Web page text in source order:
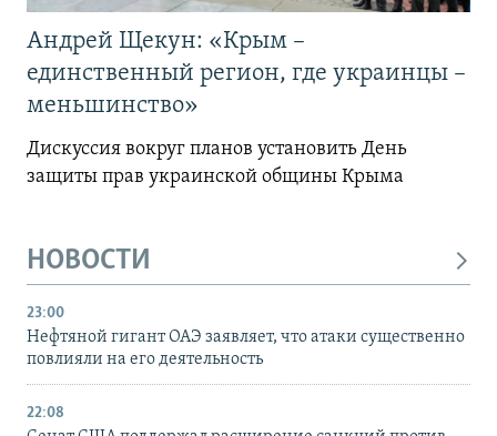
Андрей Щекун: «Крым –
единственный регион, где украинцы –
меньшинство»
Дискуссия вокруг планов установить День
защиты прав украинской общины Крыма
НОВОСТИ
23:00
Нефтяной гигант ОАЭ заявляет, что атаки существенно
повлияли на его деятельность
22:08